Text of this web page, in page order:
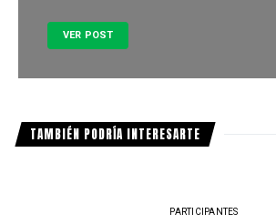
VER POST
TAMBIÉN PODRÍA INTERESARTE
PARTICIPANTES